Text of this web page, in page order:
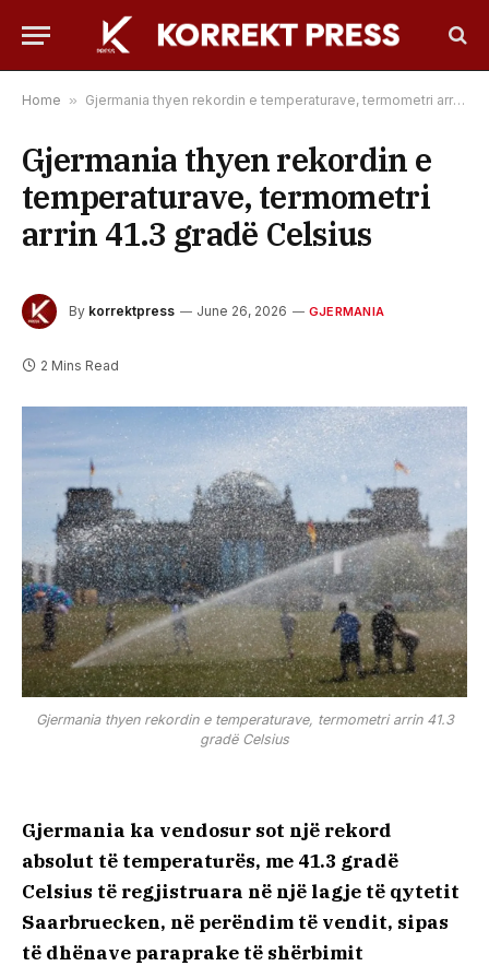
Home » Gjermania thyen rekordin e temperaturave, termometri arrin 41.3 gradë Celsius
Gjermania thyen rekordin e
temperaturave, termometri
arrin 41.3 gradë Celsius
By korrektpress June 26, 2026 GJERMANIA
2 Mins Read
Gjermania thyen rekordin e temperaturave, termometri arrin 41.3
gradë Celsius
Gjermania ka vendosur sot një rekord
absolut të temperaturës, me 41.3 gradë
Celsius të regjistruara në një lagje të qytetit
Saarbruecken, në perëndim të vendit, sipas
të dhënave paraprake të shërbimit